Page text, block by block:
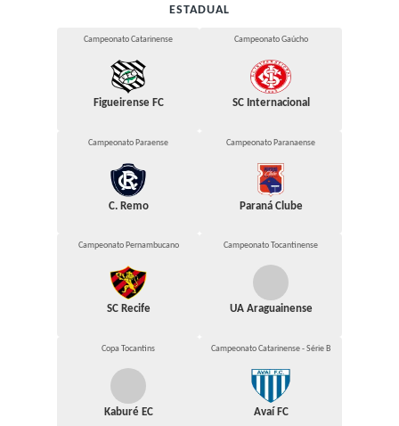
ESTADUAL
Campeonato Catarinense
Figueirense FC
Campeonato Gaúcho
SC Internacional
Campeonato Paraense
C. Remo
Campeonato Paranaense
Paraná Clube
Campeonato Pernambucano
SC Recife
Campeonato Tocantinense
UA Araguainense
Copa Tocantins
Kaburé EC
Campeonato Catarinense - Série B
Avaí FC